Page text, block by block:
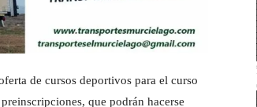
de cursos deportivos para el curso
que podrán hacerse